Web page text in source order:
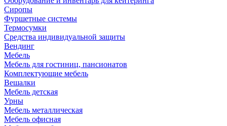
Сиропы
Фуршетные системы
Термосумки
Средства индивидуальной защиты
Вендинг
Мебель
Мебель для гостиниц, пансионатов
Комплектующие мебель
Вешалки
Мебель детская
Урны
Мебель металлическая
Мебель офисная